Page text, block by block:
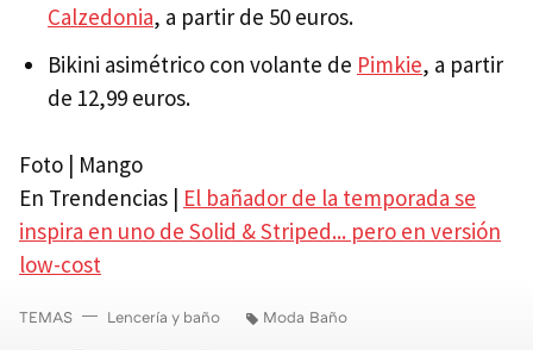
Calzedonia, a partir de 50 euros.
Bikini asimétrico con volante de Pimkie, a partir
de 12,99 euros.
Foto | Mango
En Trendencias | El bañador de la temporada se
inspira en uno de Solid & Striped... pero en versión
low-cost
TEMAS Lencería y baño Moda Baño